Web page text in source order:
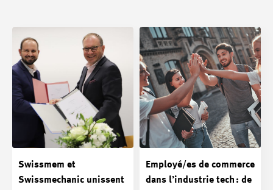
Swissmem et
Swissmechanic unissent
Employé/es de commerce
dans l’industrie tech : de